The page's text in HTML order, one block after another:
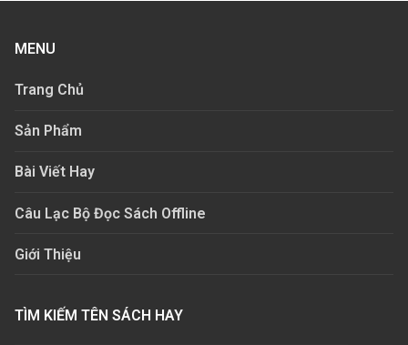
MENU
Trang Chủ
Sản Phẩm
Bài Viết Hay
Câu Lạc Bộ Đọc Sách Offline
Giới Thiệu
TÌM KIẾM TÊN SÁCH HAY